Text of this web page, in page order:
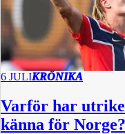
6 JULIKRÖNIKA
Varför har
känna för Norge?